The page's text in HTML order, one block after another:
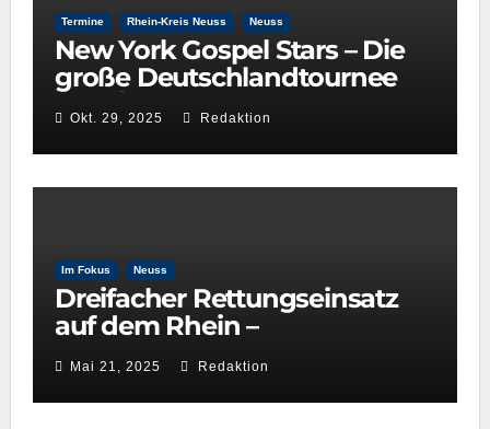
Termine Rhein-Kreis Neuss Neuss
New York Gospel Stars – Die
große Deutschlandtournee
2025/26
Okt. 29, 2025 Redaktion
Im Fokus Neuss
Dreifacher Rettungseinsatz
auf dem Rhein –
Wasserwacht Neuss beweist
schnelle Reaktionsfähigkeit
Mai 21, 2025 Redaktion